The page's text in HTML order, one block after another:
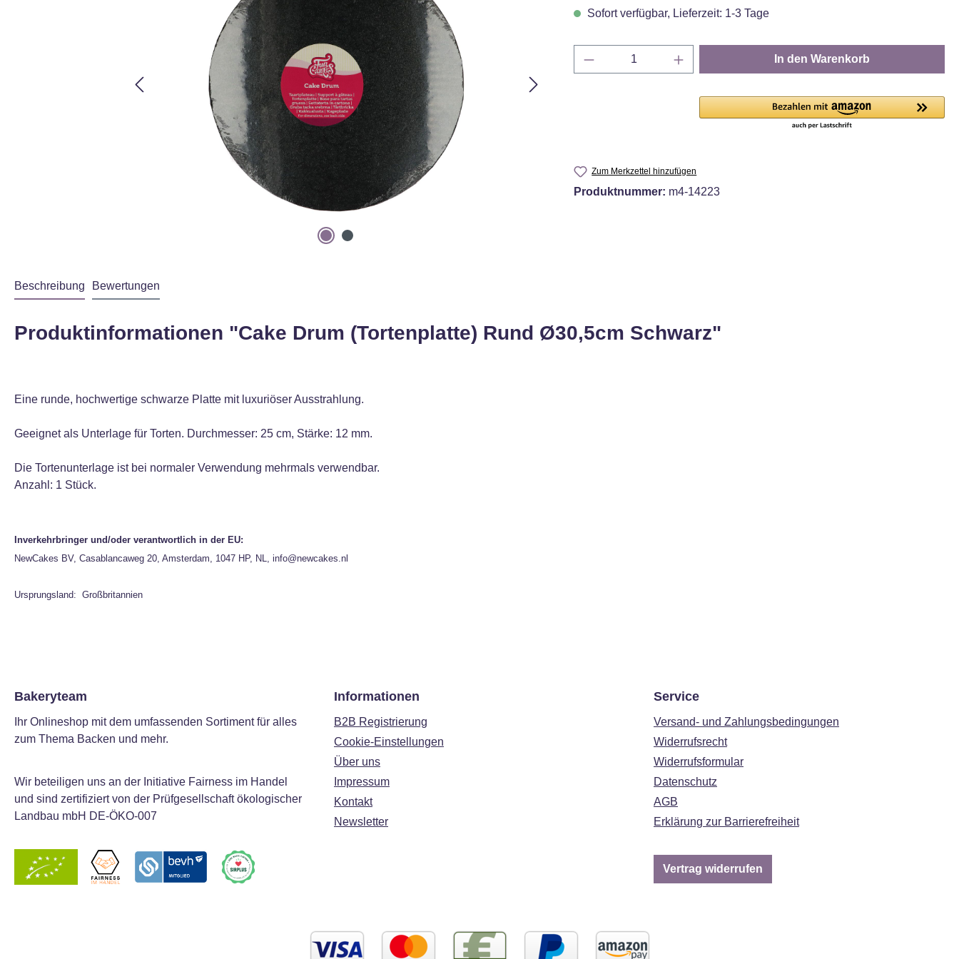
Sofort verfügbar, Lieferzeit: 1-3 Tage
Produkt Anzahl: Gib den gewünschten Wert ein
In den Warenkorb
Zum Merkzettel hinzufügen
Produktnummer: m4-14223
Beschreibung Bewertungen
Produktinformationen "Cake Drum (Tortenplatte) Rund Ø30,5cm Schwarz"
Eine runde, hochwertige schwarze Platte mit luxuriöser Ausstrahlung.
Geeignet als Unterlage für Torten. Durchmesser: 25 cm, Stärke: 12 mm.
Die Tortenunterlage ist bei normaler Verwendung mehrmals verwendbar.
Anzahl: 1 Stück.
Inverkehrbringer und/oder verantwortlich in der EU:
NewCakes BV, Casablancaweg 20, Amsterdam, 1047 HP, NL, info@newcakes.nl
Ursprungsland: Großbritannien
Bakeryteam
Ihr Onlineshop mit dem umfassenden Sortiment für alles
zum Thema Backen und mehr.
Wir beteiligen uns an der Initiative Fairness im Handel
und sind zertifiziert von der Prüfgesellschaft ökologischer
Landbau mbH DE-ÖKO-007
Informationen
B2B Registrierung
Cookie-Einstellungen
Über uns
Impressum
Kontakt
Newsletter
Service
Versand- und Zahlungsbedingungen
Widerrufsrecht
Widerrufsformular
Datenschutz
AGB
Erklärung zur Barrierefreiheit
Vertrag widerrufen